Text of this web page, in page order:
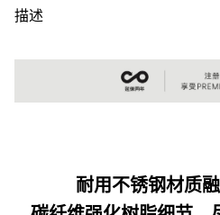
描述
耐用不锈钢材质